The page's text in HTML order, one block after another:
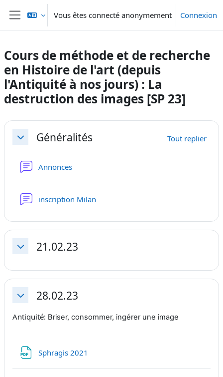
Passer au contenu principal
Panneau latéral
Vous êtes connecté anonymement Connexion
Cours de méthode et de recherche
en Histoire de l'art (depuis
l'Antiquité à nos jours) : La
destruction des images [SP 23]
Résumé de section
ReplierGénéralités Tout replier
Annonces
inscription Milan
Replier21.02.23
Replier28.02.23
Antiquité: Briser, consommer, ingérer une image
Sphragis 2021